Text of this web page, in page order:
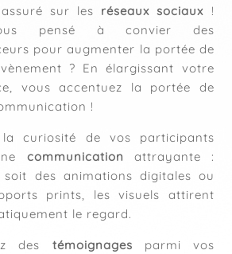
sur les réseaux sociaux !
pensé à convier des
pour augmenter la portée de
? En élargissant votre
vous accentuez la portée de
!
la curiosité de vos participants
communication attrayante :
des animations digitales ou
prints, les visuels attirent
le regard.
des témoignages parmi vos